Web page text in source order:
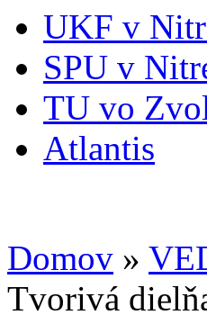
UKF v
SPU v
TU vo
Atlantis
Domov »
Tvorivá